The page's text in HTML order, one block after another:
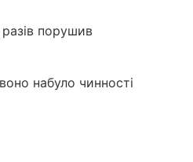
порушив
набуло чинності